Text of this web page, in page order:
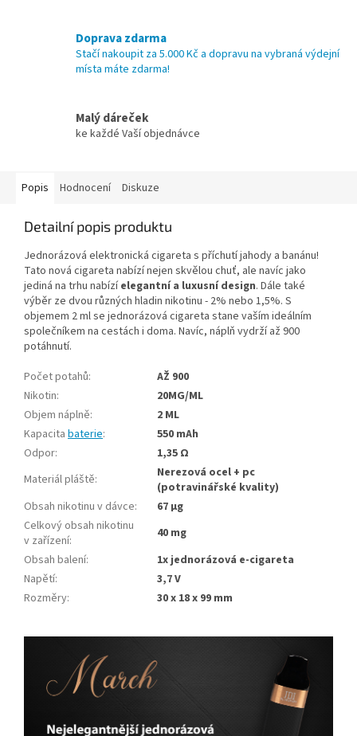
Doprava zdarma
Stačí nakoupit za 5.000 Kč a dopravu na vybraná výdejní
místa máte zdarma!
Malý dáreček
ke každé Vaší objednávce
Popis Hodnocení Diskuze
Detailní popis produktu
Jednorázová elektronická cigareta s příchutí jahody a banánu!
Tato nová cigareta nabízí nejen skvělou chuť, ale navíc jako
jediná na trhu nabízíelegantní a luxusní design. Dále také
výběr ze dvou různých hladin nikotinu - 2% nebo 1,5%. S
objemem 2 ml se jednorázová cigareta stane vaším ideálním
společníkem na cestách i doma. Navíc, náplň vydrží až 900
potáhnutí.
Počet potahů:
AŽ 900
Nikotin:
20MG/ML
Objem náplně:
2 ML
Kapacita baterie:
550 mAh
Odpor:
1,35 Ω
Materiál pláště:
Nerezová ocel + pc
(potravinářské kvality)
Obsah nikotinu v dávce:
67 µg
Celkový obsah nikotinu
v zařízení:
40 mg
Obsah balení:
1x jednorázová e-cigareta
Napětí:
3,7 V
Rozměry: 30 x 18 x 99 mm